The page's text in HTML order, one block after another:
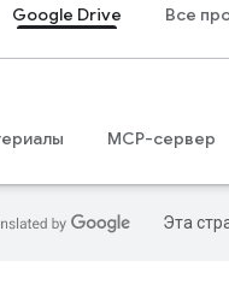
Google Drive Все
MCP-сервер
Эта